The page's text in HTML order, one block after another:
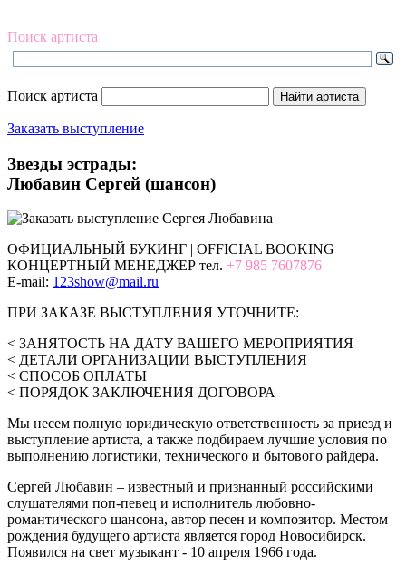
Поиск артиста
Поиск артиста
Заказать выступление
Звезды эстрады:
Любавин Сергей (шансон)
ОФИЦИАЛЬНЫЙ БУКИНГ | OFFICIAL BOOKING
КОНЦЕРТНЫЙ МЕНЕДЖЕР тел. +7 985 7607876
E-mail: 123show@mail.ru
ПРИ ЗАКАЗЕ ВЫСТУПЛЕНИЯ УТОЧНИТЕ:
< ЗАНЯТОСТЬ НА ДАТУ ВАШЕГО МЕРОПРИЯТИЯ
< ДЕТАЛИ ОРГАНИЗАЦИИ ВЫСТУПЛЕНИЯ
< СПОСОБ ОПЛАТЫ
< ПОРЯДОК ЗАКЛЮЧЕНИЯ ДОГОВОРА
Мы несем полную юридическую ответственность за приезд и
выступление артиста, а также подбираем лучшие условия по
выполнению логистики, технического и бытового райдера.
Сергей Любавин – известный и признанный российскими
слушателями поп-певец и исполнитель любовно-
романтического шансона, автор песен и композитор. Местом
рождения будущего артиста является город Новосибирск.
Появился на свет музыкант - 10 апреля 1966 года.